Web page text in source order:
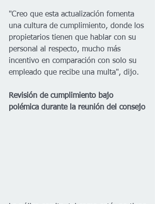
"Creo que esta actualización fomenta
una cultura de cumplimiento, donde los
propietarios tienen que hablar con su
personal al respecto, mucho más
incentivo en comparación con solo su
empleado que recibe una multa", dijo.
Revisión de cumplimiento bajo
polémica durante la reunión del consejo